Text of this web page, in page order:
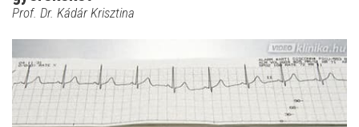
Prof. Dr. Kádár Krisztina